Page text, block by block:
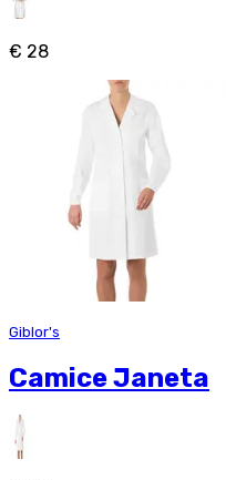
€ 28
Giblor's
Camice Janeta